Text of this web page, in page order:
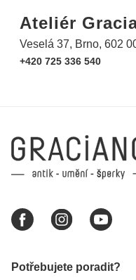
Ateliér
Veselá 37, Brno, 602
+420 725 336 540
Potřebujete poradit?